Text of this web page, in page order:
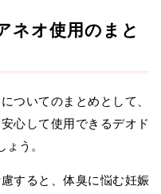
ネオ使用のまと
ついてのまとめとして、
心して使用できるデオド
う。
すると、体臭に悩む妊娠